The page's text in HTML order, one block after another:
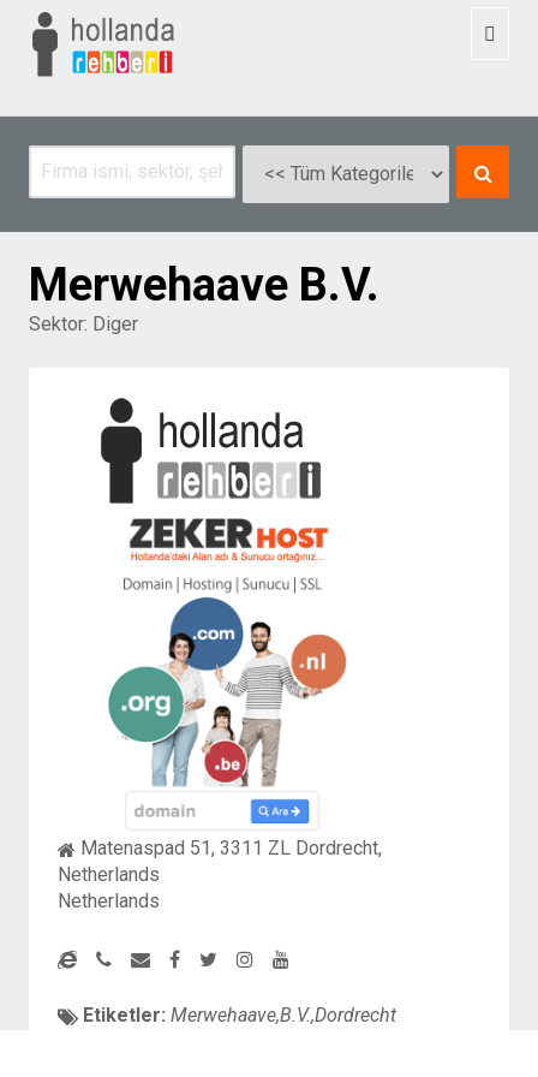
Merwehaave B.V.
Sektor: Diger
Matenaspad 51, 3311 ZL Dordrecht,
Netherlands
Netherlands
Etiketler: Merwehaave,B.V.,Dordrecht